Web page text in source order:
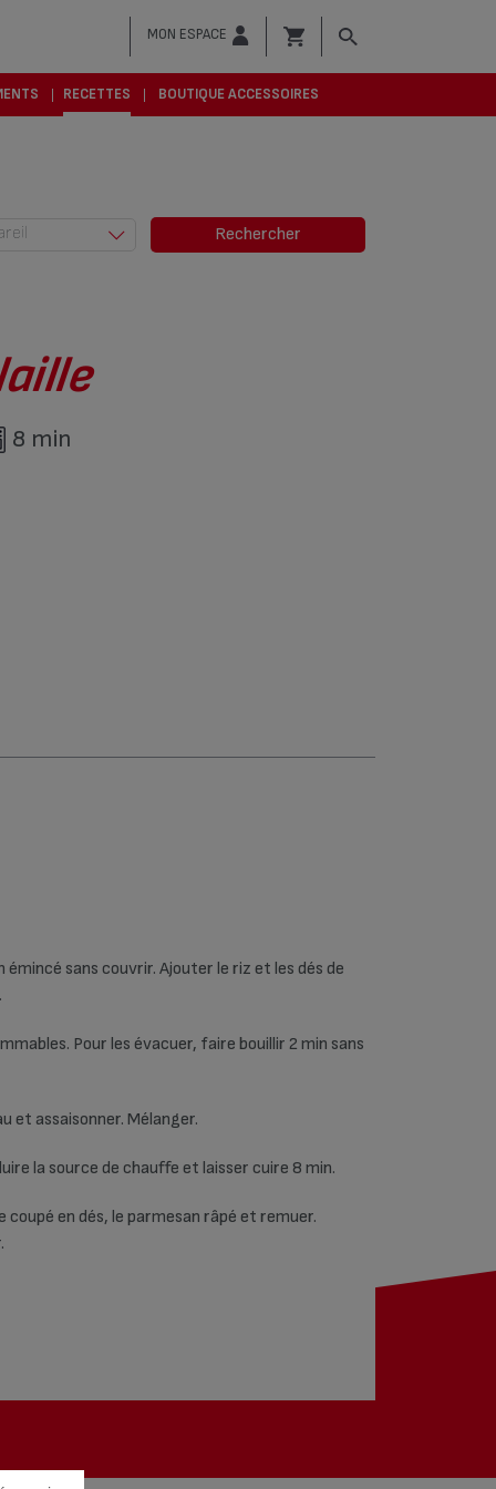
MON ESPACE
RECETTES BOUTIQUE ACCESSOIRES
Autocuiseurs
(379)
(94)
Rechercher
8 min
sans couvrir. Ajouter le riz et les dés de
Pour les évacuer, faire bouillir 2 min sans
et assaisonner. Mélanger.
la source de chauffe et laisser cuire 8 min.
en dés, le parmesan râpé et remuer.